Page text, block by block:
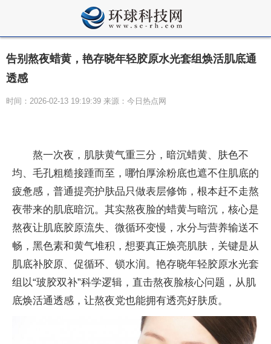
告别熬夜蜡黄，艳存晓年轻胶原水光套组焕活肌底通
透感
时间：2026-02-13 19:19:39 来源：今日热点网
熬一次夜，肌肤黄气重三分，暗沉蜡黄、肤色不
均、毛孔粗糙接踵而至，哪怕厚涂粉底也遮不住肌底的
疲惫感，普通提亮护肤品只做表层修饰，根本赶不走熬
夜带来的肌底暗沉。其实熬夜脸的蜡黄与暗沉，核心是
熬夜让肌底胶原流失、微循环变慢，水分与营养输送不
畅，黑色素和黄气堆积，想要真正焕亮肌肤，关键是从
肌底补胶原、促循环、锁水润。艳存晓年轻胶原水光套
组以“玻胶双补”科学逻辑，直击熬夜脸核心问题，从肌
底焕活通透感，让熬夜党也能拥有透亮好肤质。